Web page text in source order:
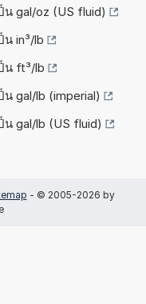
น gal/oz (US fluid)
น in³/lb
น ft³/lb
น gal/lb (imperial)
น gal/lb (US fluid)
- © 2005-2026 by